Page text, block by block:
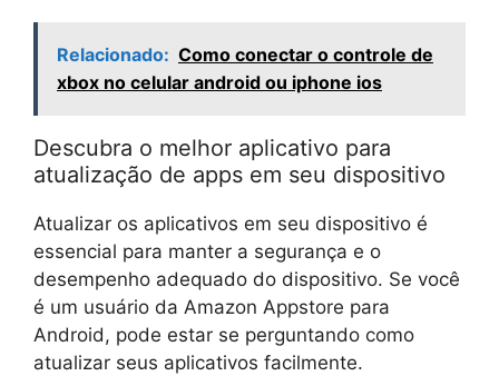
Relacionado: Como conectar o controle de
xbox no celular android ou iphone ios
Descubra o melhor aplicativo para
atualização de apps em seu dispositivo
Atualizar os aplicativos em seu dispositivo é
essencial para manter a segurança e o
desempenho adequado do dispositivo. Se você
é um usuário da Amazon Appstore para
Android, pode estar se perguntando como
atualizar seus aplicativos facilmente.